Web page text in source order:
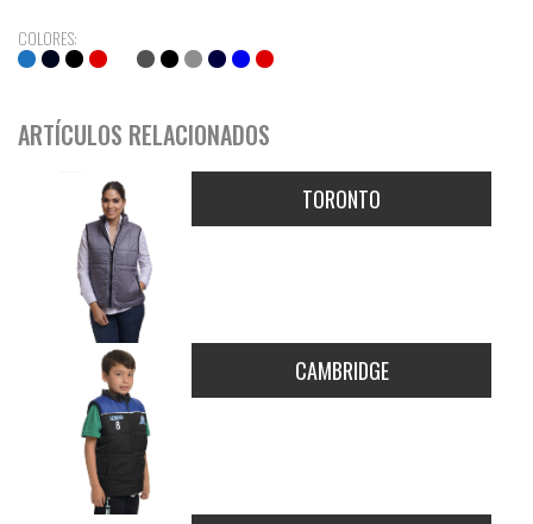
COLORES:
ARTÍCULOS RELACIONADOS
TORONTO
CAMBRIDGE